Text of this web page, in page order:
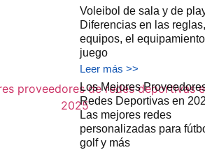
Voleibol de sala y de
Diferencias en las
equipos, el
juego
Leer más >>
Los Mejores
Redes Deportivas en
Las mejores redes
personalizadas para
golf y más